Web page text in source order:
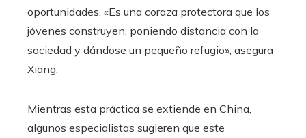
oportunidades. «Es una coraza protectora que los
jóvenes construyen, poniendo distancia con la
sociedad y dándose un pequeño refugio», asegura
Xiang.
Mientras esta práctica se extiende en China,
algunos especialistas sugieren que este